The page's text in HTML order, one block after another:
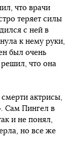
что врачи
теряет силы
с ней в
к нему руки,
был очень
что она
актрисы,
Сам Пингел в
и не понял,
но все же